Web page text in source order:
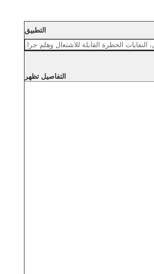
التطبيق
الخطرة القابلة للاشتعال وهلم جرا.
التفاصيل تظهر